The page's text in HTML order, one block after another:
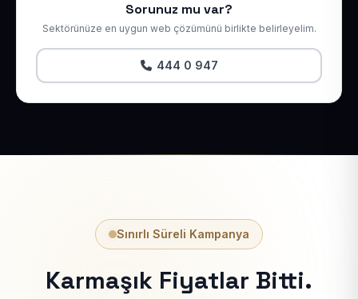
Sorunuz mu var?
Sektörünüze en uygun web çözümünü birlikte belirleyelim.
444 0 947
Sınırlı Süreli Kampanya
Karmaşık Fiyatlar Bitti.